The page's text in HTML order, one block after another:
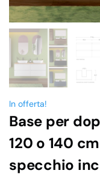
In offerta!
Base per
120 o 140
specchio